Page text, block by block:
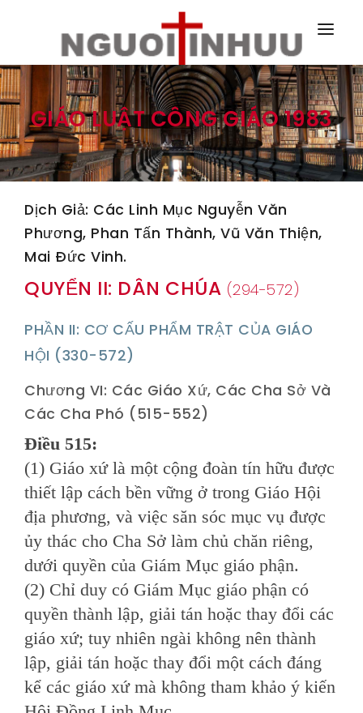
TRANG NHÀ
TRANG CHÍNH
TRANG HÀNG NGÀY
GIÁO LUẬT CÔNG GIÁO 1983
Dịch Giả: Các Linh Mục Nguyễn Văn
Phương, Phan Tấn Thành, Vũ Văn Thiện,
Mai Ðức Vinh.
QUYỂN II: DÂN CHÚA (294-572)
PHẦN II: CƠ CẤU PHẨM TRẬT CỦA GIÁO
HỘI (330-572)
Chương VI: Các Giáo Xứ, Các Cha Sở Và
Các Cha Phó (515-552)
Ðiều 515:
(1) Giáo xứ là một cộng đoàn tín hữu được
thiết lập cách bền vững ở trong Giáo Hội
địa phương, và việc săn sóc mục vụ được
ủy thác cho Cha Sở làm chủ chăn riêng,
dưới quyền của Giám Mục giáo phận.
(2) Chỉ duy có Giám Mục giáo phận có
quyền thành lập, giải tán hoặc thay đổi các
giáo xứ; tuy nhiên ngài không nên thành
lập, giải tán hoặc thay đổi một cách đáng
kể các giáo xứ mà không tham khảo ý kiến